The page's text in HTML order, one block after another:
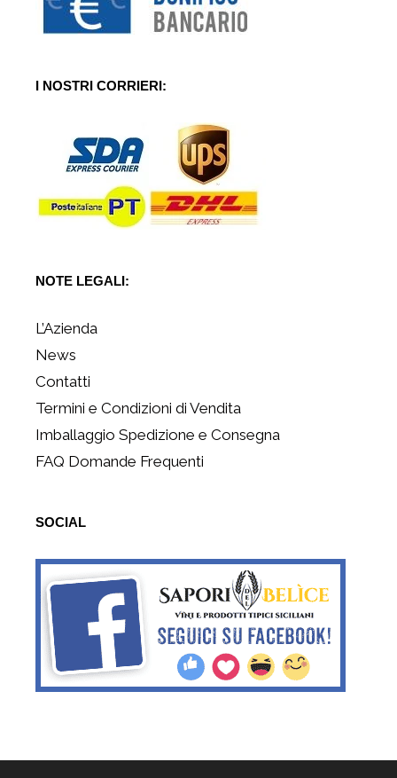
I NOSTRI CORRIERI:
NOTE LEGALI:
L’Azienda
News
Contatti
Termini e Condizioni di Vendita
Imballaggio Spedizione e Consegna
FAQ Domande Frequenti
SOCIAL